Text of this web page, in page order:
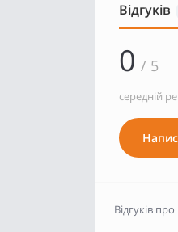
Відгуків
0 / 5
середній
Відгуків